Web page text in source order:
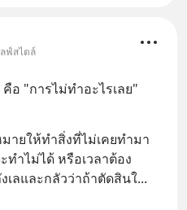
ลฟ์สไตล์
อ "การไม่ทำอะไรเลย"
ายให้ทำสิ่งที่ไม่เคยทำมา
ทำไม่ได้ หรือเวลาต้อง
ลและกลัวว่าถ้าตัดสินใ